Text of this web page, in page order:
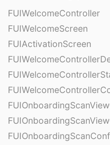
FUIWelcomeController
FUIWelcomeScreen
FUIActivationScreen